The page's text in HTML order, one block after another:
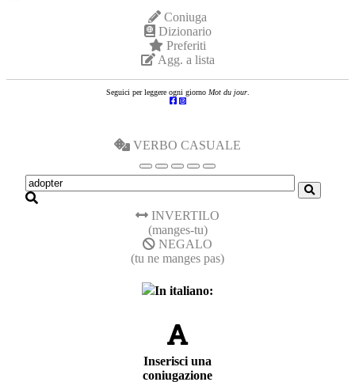
Coniuga
Dizionario
Preferiti
Agg. a lista
Seguici per leggere ogni giorno Mot du jour.
VERBO CASUALE
INVERTILO
(manges-tu)
NEGALO
(tu ne manges pas)
In italiano:
Inserisci una
coniugazione